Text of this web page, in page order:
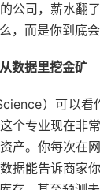
公司，薪水翻
，而是你到底会
数据里挖金矿
）可以看
个专业现在非
产。你每次在
据能告诉商家